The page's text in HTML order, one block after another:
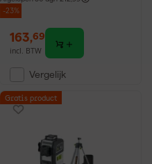
-23%
163,69
incl. BTW
Vergelijk
Gratis product